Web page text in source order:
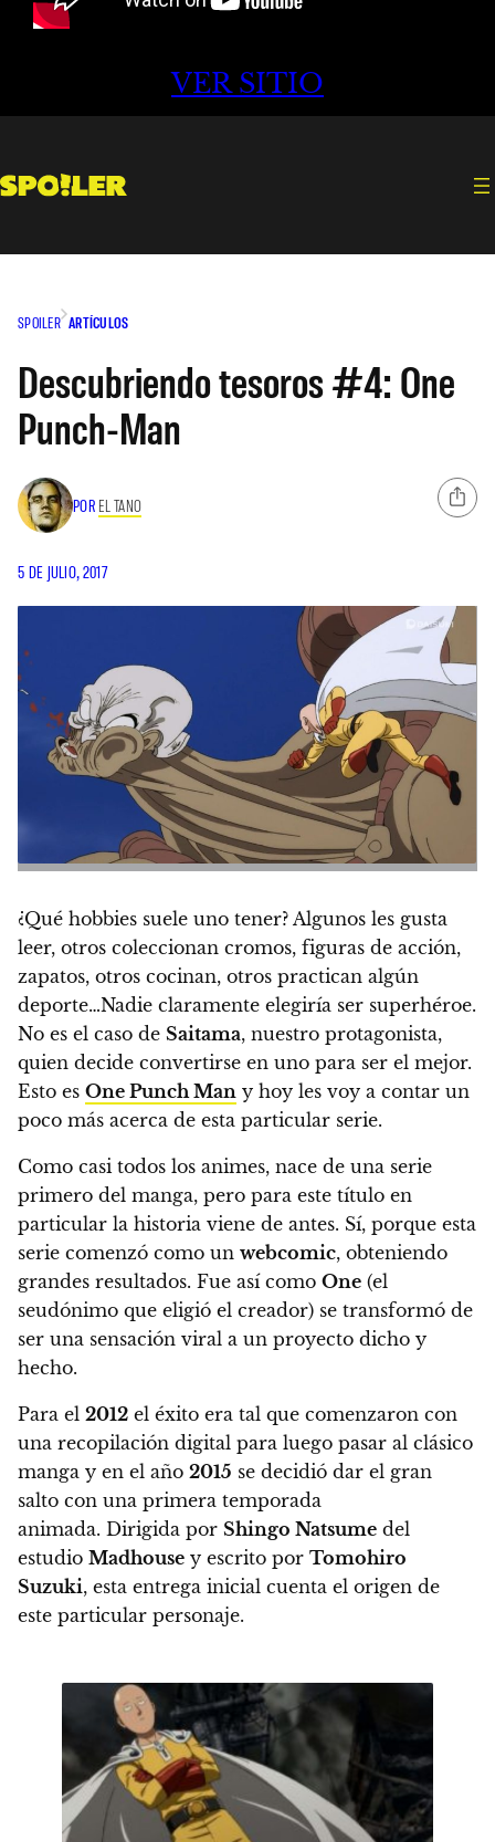
VER SITIO
SPOILER ARTÍCULOS
Descubriendo tesoros #4: One
Punch-Man
POR EL TANO
5 DE JULIO, 2017
¿Qué hobbies suele uno tener? Algunos les gusta
leer, otros coleccionan cromos, figuras de acción,
zapatos, otros cocinan, otros practican algún
deporte…Nadie claramente elegiría ser superhéroe.
No es el caso de Saitama, nuestro protagonista,
quien decide convertirse en uno para ser el mejor.
Esto es One Punch Man y hoy les voy a contar un
poco más acerca de esta particular serie.
Como casi todos los animes, nace de una serie
primero del manga, pero para este título en
particular la historia viene de antes. Sí, porque esta
serie comenzó como un webcomic, obteniendo
grandes resultados. Fue así como One (el
seudónimo que eligió el creador) se transformó de
ser una sensación viral a un proyecto dicho y
hecho.
Para el 2012 el éxito era tal que comenzaron con
una recopilación digital para luego pasar al clásico
manga y en el año 2015 se decidió dar el gran
salto con una primera temporada
animada. Dirigida por Shingo Natsume del
estudio Madhouse y escrito por Tomohiro
Suzuki, esta entrega inicial cuenta el origen de
este particular personaje.